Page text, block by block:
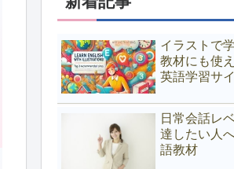
イラストで
教材にも使
英語学習サ
日常会話レ
達したい人
語教材